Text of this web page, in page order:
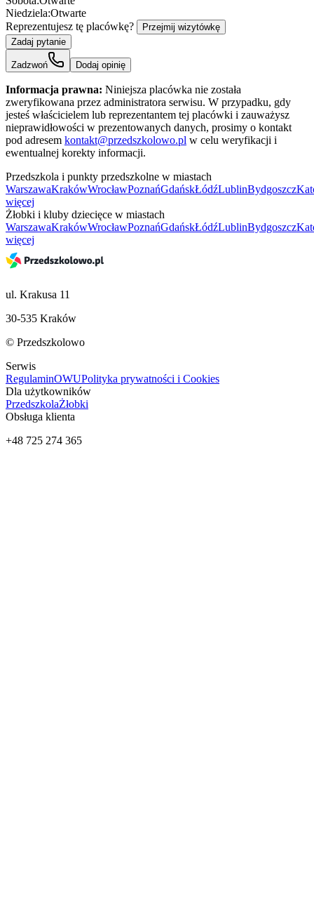
Niedziela:Otwarte
Reprezentujesz tę placówkę?
Przejmij wizytówkę
Zadaj pytanie
Zadzwoń Dodaj opinię
Informacja prawna: Niniejsza placówka nie została
zweryfikowana przez administratora serwisu. W przypadku, gdy
jesteś właścicielem lub reprezentantem tej placówki i zauważysz
nieprawidłowości w prezentowanych danych, prosimy o kontakt
pod adresem kontakt@przedszkolowo.pl w celu weryfikacji i
ewentualnej korekty informacji.
Przedszkola i punkty przedszkolne w miastach
WarszawaKrakówWrocławPoznańGdańskŁódźLublinBydgoszcz
więcej
Żłobki i kluby dziecięce w miastach
WarszawaKrakówWrocławPoznańGdańskŁódźLublinBydgoszcz
więcej
ul. Krakusa 11
30-535 Kraków
© Przedszkolowo
Serwis
RegulaminOWUPolityka prywatności i Cookies
Dla użytkowników
PrzedszkolaŻłobki
Obsługa klienta
+48 725 274 365